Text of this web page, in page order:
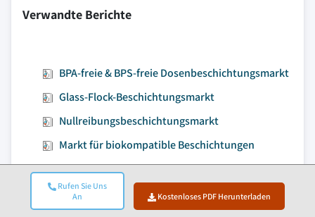
Rufen Sie Uns
An
Kostenloses PDF Herunterladen
Verwandte Berichte
BPA-freie & BPS-freie Dosenbeschichtungsmarkt
Glass-Flock-Beschichtungsmarkt
Nullreibungsbeschichtungsmarkt
Markt für biokompatible Beschichtungen
Zum Inhalt springen